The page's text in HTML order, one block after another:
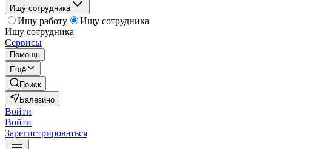
Ищу сотрудника
Ищу работу
Ищу сотрудника
Ищу сотрудника
Сервисы
Помощь
Ещё
Поиск
Балезино
Войти
Войти
Зарегистрироваться